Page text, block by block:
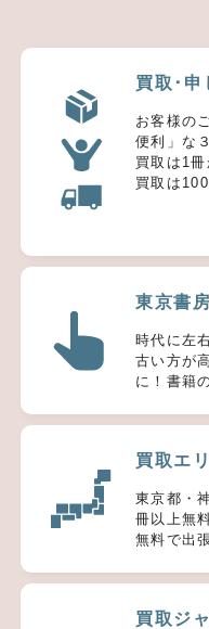
買取･申
お客様の
便利」な
買取は1
買取は100
東京書
時代に左
古い方が
に！書籍
買取エ
東京都・
冊以上無
無料で出
買取ジ